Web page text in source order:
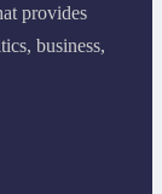
provides
business,